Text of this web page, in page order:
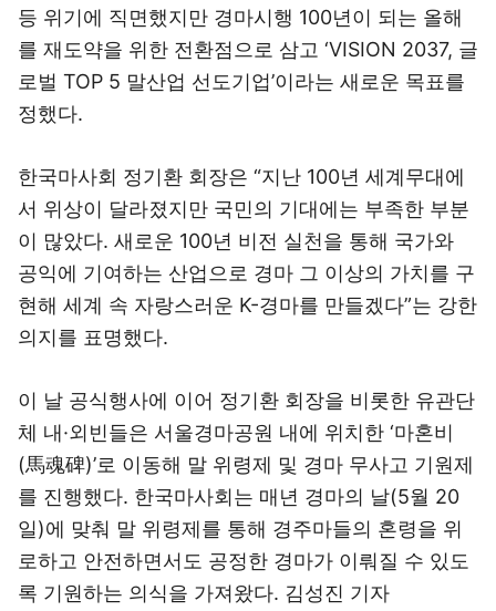
등 위기에 직면했지만 경마시행 100년이 되는 올해
를 재도약을 위한 전환점으로 삼고 ‘VISION 2037, 글
로벌 TOP 5 말산업 선도기업’이라는 새로운 목표를
정했다.
한국마사회 정기환 회장은 “지난 100년 세계무대에
서 위상이 달라졌지만 국민의 기대에는 부족한 부분
이 많았다. 새로운 100년 비전 실천을 통해 국가와
공익에 기여하는 산업으로 경마 그 이상의 가치를 구
현해 세계 속 자랑스러운 K-경마를 만들겠다”는 강한
의지를 표명했다.
이 날 공식행사에 이어 정기환 회장을 비롯한 유관단
체 내·외빈들은 서울경마공원 내에 위치한 ‘마혼비
(馬魂碑)’로 이동해 말 위령제 및 경마 무사고 기원제
를 진행했다. 한국마사회는 매년 경마의 날(5월 20
일)에 맞춰 말 위령제를 통해 경주마들의 혼령을 위
로하고 안전하면서도 공정한 경마가 이뤄질 수 있도
록 기원하는 의식을 가져왔다. 김성진 기자